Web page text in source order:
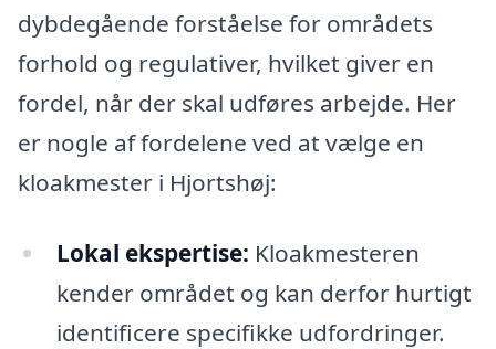
dybdegående forståelse for områdets
forhold og regulativer, hvilket giver en
fordel, når der skal udføres arbejde. Her
er nogle af fordelene ved at vælge en
kloakmester i Hjortshøj:
Lokal ekspertise: Kloakmesteren
kender området og kan derfor hurtigt
identificere specifikke udfordringer.